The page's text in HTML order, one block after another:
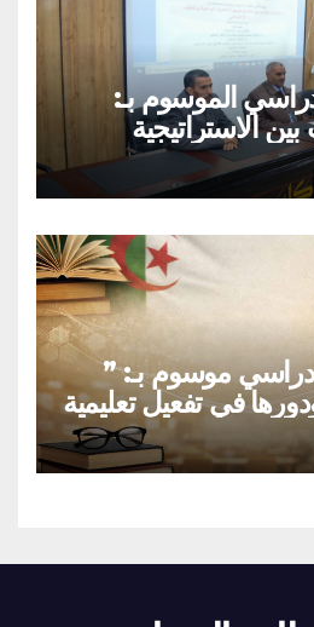
الموسوم بـ:
الاستراتيجية
الاعتباطي”
دراسي موسوم بـ: ”
في تفعيل تعليمية
التصويرية”